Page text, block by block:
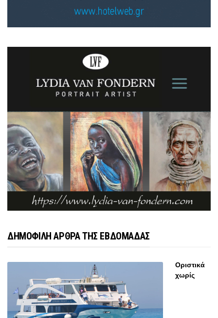
ΔΗΜΟΦΙΛΗ ΑΡΘΡΑ ΤΗΣ ΕΒΔΟΜΑΔΑΣ
Οριστικά
χωρίς